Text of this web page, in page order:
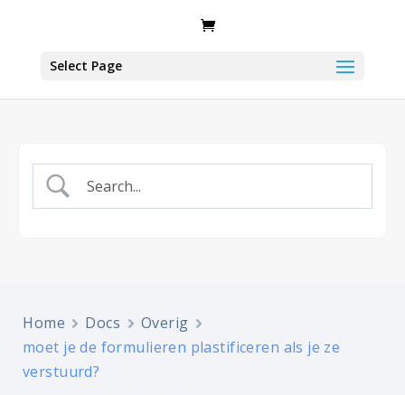
Select Page
Home Docs
Overig
moet je de formulieren plastificeren als je ze
verstuurd?